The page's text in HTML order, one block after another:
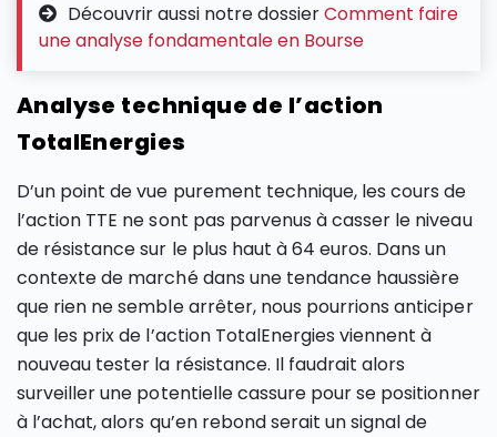
Découvrir aussi notre dossierComment faire
une analyse fondamentale en Bourse
Analyse technique de l’action
TotalEnergies
D’un point de vue purement technique, les cours de
l’action TTE ne sont pas parvenus à casser le niveau
de résistance sur le plus haut à 64 euros. Dans un
contexte de marché dans une tendance haussière
que rien ne semble arrêter, nous pourrions anticiper
que les prix de l’action TotalEnergies viennent à
nouveau tester la résistance. Il faudrait alors
surveiller une potentielle cassure pour se positionner
à l’achat, alors qu’en rebond serait un signal de